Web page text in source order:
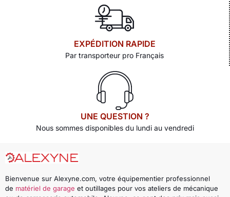
EXPÉDITION RAPIDE
Par transporteur pro Français
UNE QUESTION ?
Nous sommes disponibles du lundi au vendredi
Bienvenue sur Alexyne.com, votre équipementier professionnel
de matériel de garage et outillages pour vos ateliers de mécanique